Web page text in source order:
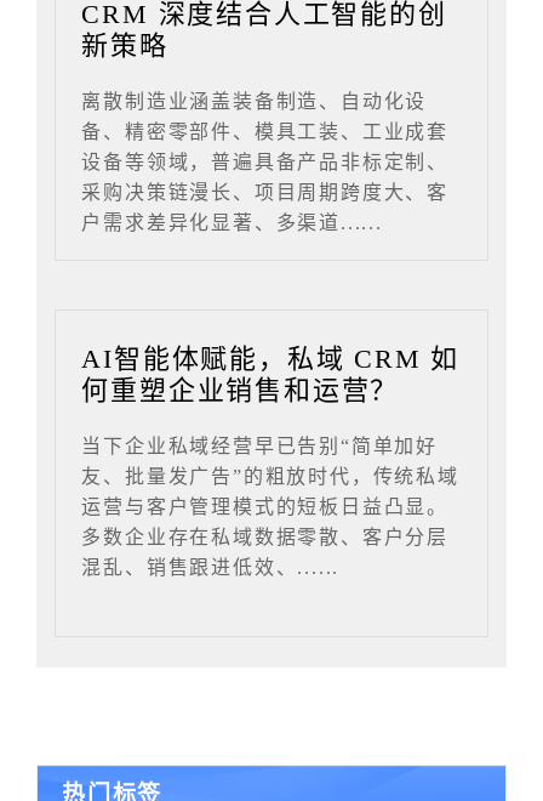
CRM 深度结合人工智能的创
新策略
离散制造业涵盖装备制造、自动化设
备、精密零部件、模具工装、工业成套
设备等领域，普遍具备产品非标定制、
采购决策链漫长、项目周期跨度大、客
户需求差异化显著、多渠道......
AI智能体赋能，私域 CRM 如
何重塑企业销售和运营？
当下企业私域经营早已告别“简单加好
友、批量发广告”的粗放时代，传统私域
运营与客户管理模式的短板日益凸显。
多数企业存在私域数据零散、客户分层
混乱、销售跟进低效、......
热门标签